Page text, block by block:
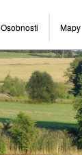
Osobnosti Mapy